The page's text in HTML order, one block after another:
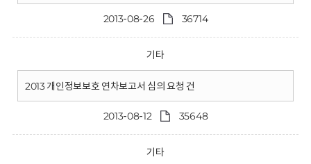
2013-08-26 36714
기타
2013 개인정보보호 연차보고서 심의 요청 건
2013-08-12 35648
기타